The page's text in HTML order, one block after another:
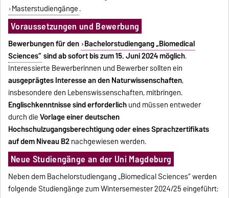
Masterstudiengänge.
Voraussetzungen und Bewerbung
Bewerbungen für den Bachelorstudiengang „Biomedical
Sciences“ sind ab sofort bis zum 15. Juni 2024 möglich.
Interessierte Bewerberinnen und Bewerber sollten ein
ausgeprägtes Interesse an den Naturwissenschaften,
insbesondere den Lebenswissenschaften, mitbringen.
Englischkenntnisse sind erforderlichund müssen entweder
durch dieVorlage einer deutschen
Hochschulzugangsberechtigung oder eines Sprachzertifikats
auf dem Niveau B2nachgewiesen werden.
Neue Studiengänge an der Uni Magdeburg
Neben dem Bachelorstudiengang „Biomedical Sciences“ werden
folgende Studiengänge zum Wintersemester 2024/25 eingeführt: